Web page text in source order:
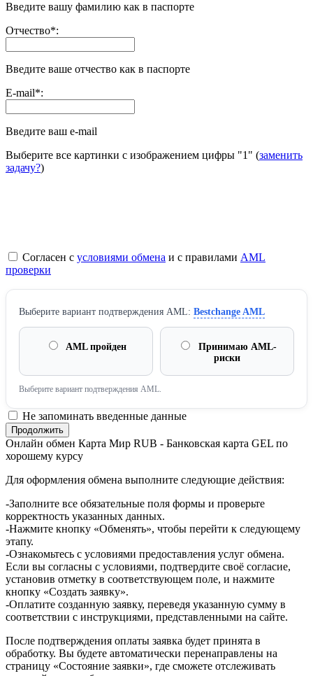
Введите вашу фамилию как в паспорте
Отчество*:
Введите ваше отчество как в паспорте
E-mail*:
Введите ваш e-mail
Выберите все картинки с изображением цифры "1" (заменить
задачу?)
Согласен с условиями обмена и с правилами AML
проверки
Выберите вариант подтверждения AML: Bestchange AML
AML пройден
Принимаю AML-
риски
Выберите вариант подтверждения AML.
Не запоминать введенные данные
Онлайн обмен Карта Мир RUB - Банковская карта GEL по
хорошему курсу
Для оформления обмена выполните следующие действия:
-Заполните все обязательные поля формы и проверьте
корректность указанных данных.
-Нажмите кнопку «Обменять», чтобы перейти к следующему
этапу.
-Ознакомьтесь с условиями предоставления услуг обмена.
Если вы согласны с условиями, подтвердите своё согласие,
установив отметку в соответствующем поле, и нажмите
кнопку «Создать заявку».
-Оплатите созданную заявку, переведя указанную сумму в
соответствии с инструкциями, представленными на сайте.
После подтверждения оплаты заявка будет принята в
обработку. Вы будете автоматически перенаправлены на
страницу «Состояние заявки», где сможете отслеживать